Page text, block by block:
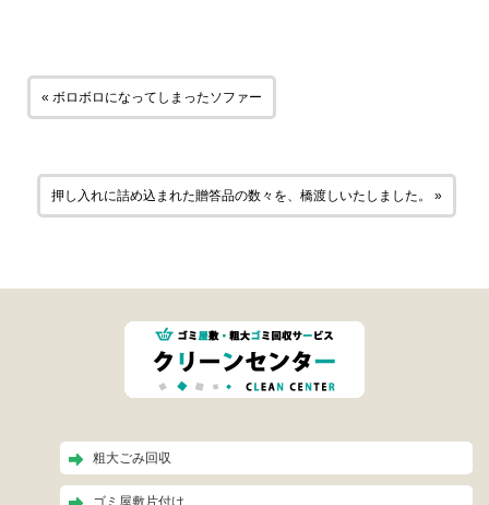
« ボロボロになってしまったソファー
押し入れに詰め込まれた贈答品の数々を、橋渡しいたしました。 »
粗大ごみ回収
ゴミ屋敷片付け